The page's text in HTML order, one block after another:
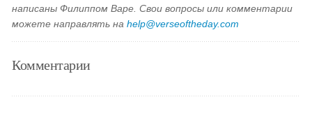
написаны Филиппом Варе. Свои вопросы или комментарии
можете направлять наhelp@verseoftheday.com
Комментарии